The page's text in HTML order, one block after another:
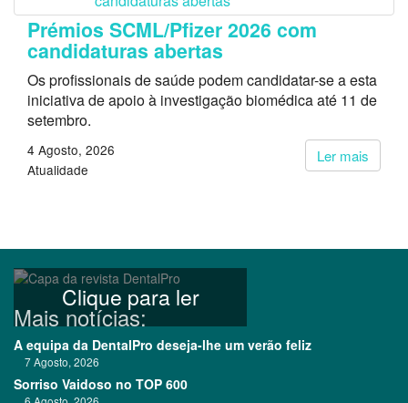
Prémios SCML/Pfizer 2026 com
candidaturas abertas
Os profissionais de saúde podem candidatar-se a esta
iniciativa de apoio à investigação biomédica até 11 de
setembro.
Ler mais
4 Agosto, 2026
Atualidade
Clique para ler
Mais notícias:
A equipa da DentalPro deseja-lhe um verão feliz
7 Agosto, 2026
Sorriso Vaidoso no TOP 600